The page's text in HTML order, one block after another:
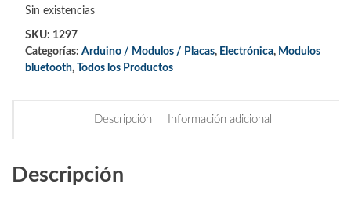
Sin existencias
SKU: 1297
Categorías: Arduino / Modulos / Placas, Electrónica, Modulos
bluetooth, Todos los Productos
Descripción Información adicional
Descripción